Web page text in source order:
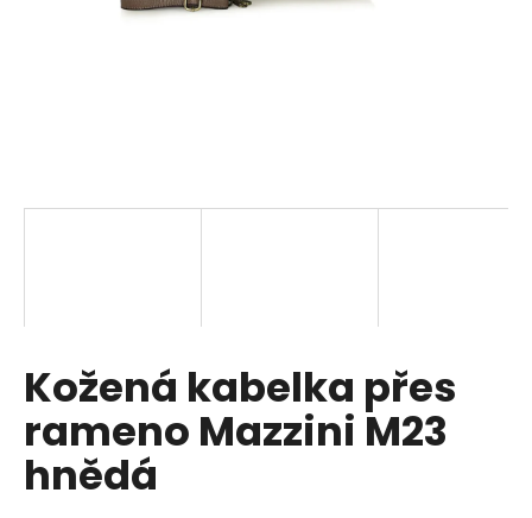
Kožená kabelka přes
rameno Mazzini M23
hnědá
D
o
p
o
r